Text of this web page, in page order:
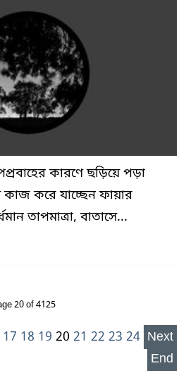
কারণে ছড়িয়ে পড়া
কাজ করে যাচ্ছেন ফায়ার
তাপমাত্রা, বাতাসে...
20 of 4125
17 18 19 20 21 22 23 24 Next
End